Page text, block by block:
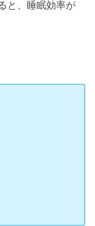
と、睡眠効率が